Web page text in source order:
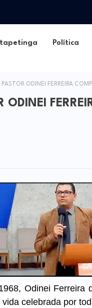
Política
ODINEI FERREIRA
Odinei Ferreira
celebrada por